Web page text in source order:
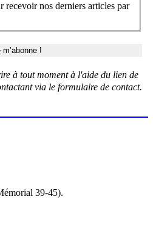
recevoir nos derniers articles par
à tout moment à l'aide du lien de
via le formulaire de contact.
39-45).